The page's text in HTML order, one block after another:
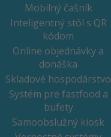
Mobilný čašník
Inteligentný stôl s QR
kódom
Online objednávky a
donáška
Skladové hospodárstvo
Systém pre fastfood a
bufety
Samoobslužný kiosk